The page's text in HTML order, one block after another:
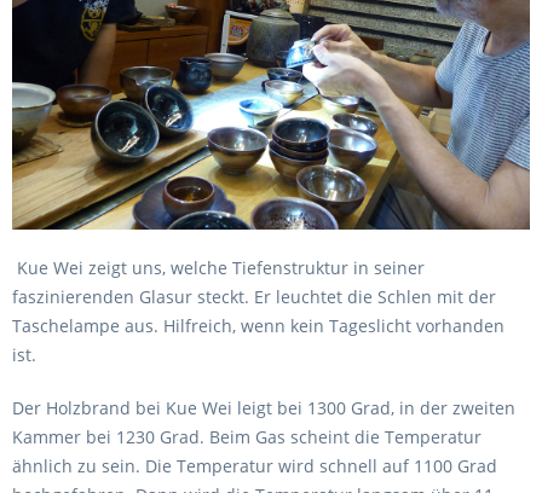
Kue Wei zeigt uns, welche Tiefenstruktur in seiner
faszinierenden Glasur steckt. Er leuchtet die Schlen mit der
Taschelampe aus. Hilfreich, wenn kein Tageslicht vorhanden
ist.
Der Holzbrand bei Kue Wei leigt bei 1300 Grad, in der zweiten
Kammer bei 1230 Grad. Beim Gas scheint die Temperatur
ähnlich zu sein. Die Temperatur wird schnell auf 1100 Grad